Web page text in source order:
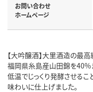
お問い合わせ
ホームページ
【大吟醸酒】大里酒造の最高
福岡県糸島産山田錦を40%
低温でじっくり発酵させるこ
味わいに仕上げました。